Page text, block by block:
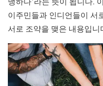
이주민들과 인디언들이 서
서로 조약을 맺은 내용입니